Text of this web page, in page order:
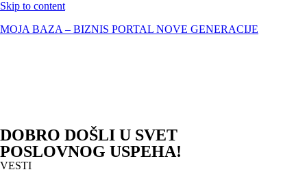
Skip to content
MOJA BAZA – BIZNIS PORTAL NOVE GENERACIJE
DOBRO DOŠLI U SVET
POSLOVNOG USPEHA!
VESTI